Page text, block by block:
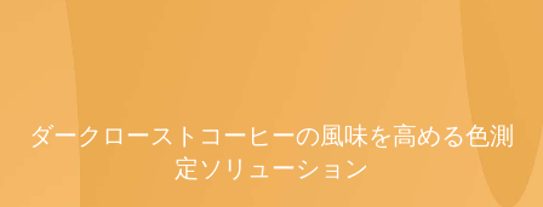
ダークローストコーヒーの風味を高める色測
定ソリューション